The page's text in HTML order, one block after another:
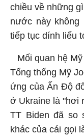
chiều về những
nước này không
tiếp tục dính liếu
Mối quan hệ
Tổng thống Mỹ
ứng của Ấn Độ
ở Ukraine là "hơi
TT Biden đã so
khác của cái gọi